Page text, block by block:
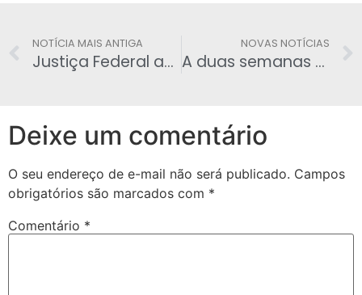
NOTÍCIA MAIS ANTIGA
Justiça Federal anula concessão de passaporte diplomático dado por Bolsonaro a Edir Macedo
NOVAS NOTÍCIAS
A duas semanas do fim do prazo, 46,8% declararam Imposto de Renda
Deixe um comentário
O seu endereço de e-mail não será publicado. Campos
obrigatórios são marcados com *
Comentário *